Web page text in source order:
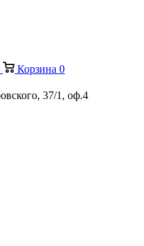
Корзина 0
37/1, оф.4